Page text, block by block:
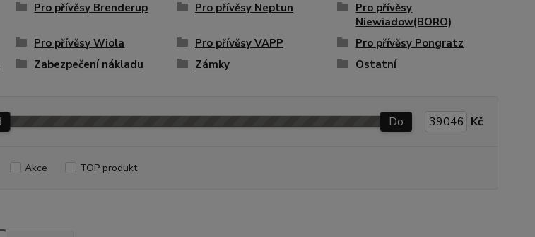
Pro přívěsy Brenderup Pro přívěsy Neptun
Pro přívěsy
Niewiadow(BORO)
Pro přívěsy Wiola Pro přívěsy VAPP
Pro přívěsy Pongratz
Zabezpečení nákladu Zámky Ostatní
Do Kč
Akce TOP produkt